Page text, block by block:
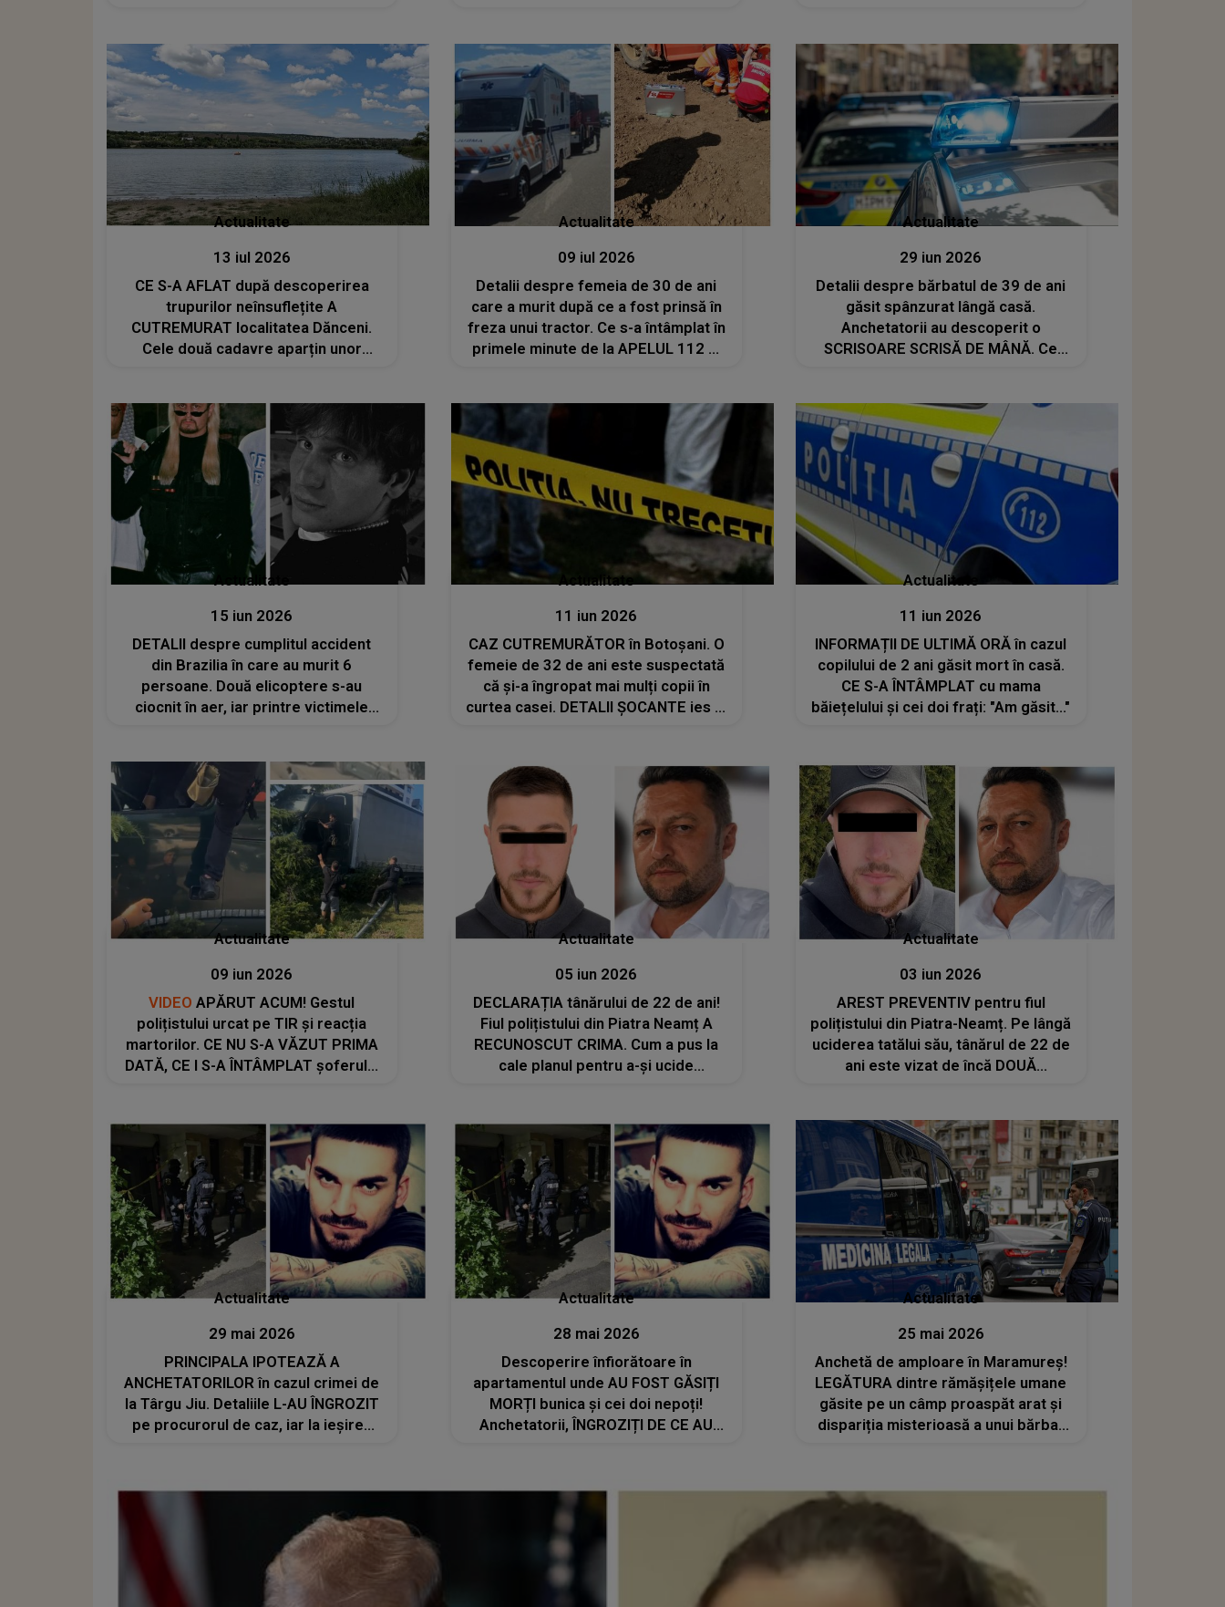
Actualitate
13 iul 2026
CE S-A AFLAT după descoperirea
trupurilor neînsuflețite A
CUTREMURAT localitatea Dănceni.
Cele două cadavre aparțin unor
locului:"A fost..."
Actualitate
09 iul 2026
Detalii despre femeia de 30 de ani
care a murit după ce a fost prinsă în
freza unui tractor. Ce s-a întâmplat în
primele minute de la APELUL 112 și
Actualitate
29 iun 2026
Detalii despre bărbatul de 39 de ani
găsit spânzurat lângă casă.
Anchetatorii au descoperit o
SCRISOARE SCRISĂ DE MÂNĂ. Ce
Actualitate
15 iun 2026
DETALII despre cumplitul accident
din Brazilia în care au murit 6
persoane. Două elicoptere s-au
ciocnit în aer, iar printre victimele
este în desfășurare
Actualitate
11 iun 2026
CAZ CUTREMURĂTOR în Botoșani. O
femeie de 32 de ani este suspectată
că și-a îngropat mai mulți copii în
curtea casei. DETALII ȘOCANTE ies la
Actualitate
11 iun 2026
INFORMAȚII DE ULTIMĂ ORĂ în cazul
copilului de 2 ani găsit mort în casă.
CE S-A ÎNTÂMPLAT cu mama
băiețelului și cei doi frați: "Am găsit..."
Actualitate
09 iun 2026
VIDEO APĂRUT ACUM! Gestul
polițistului urcat pe TIR și reacția
martorilor. CE NU S-A VĂZUT PRIMA
DATĂ, CE I S-A ÎNTÂMPLAT șoferului
cu spray! Dă-i una la coaste! Înmoaie-
l, f..."
Actualitate
05 iun 2026
DECLARAȚIA tânărului de 22 de ani!
Fiul polițistului din Piatra Neamț A
RECUNOSCUT CRIMA. Cum a pus la
cale planul pentru a-și ucide
Actualitate
03 iun 2026
AREST PREVENTIV pentru fiul
polițistului din Piatra-Neamț. Pe lângă
uciderea tatălui său, tânărul de 22 de
ani este vizat de încă DOUĂ
Actualitate
29 mai 2026
PRINCIPALA IPOTEAZĂ A
ANCHETATORILOR în cazul crimei de
la Târgu Jiu. Detaliile L-AU ÎNGROZIT
pe procurorul de caz, iar la ieșirea
ceva. Își crease un..."
Actualitate
28 mai 2026
Descoperire înfiorătoare în
apartamentul unde AU FOST GĂSIȚI
MORȚI bunica și cei doi nepoți!
Anchetatorii, ÎNGROZIȚI DE CE AU
Actualitate
25 mai 2026
Anchetă de amploare în Maramureș!
LEGĂTURA dintre rămășițele umane
găsite pe un câmp proaspăt arat și
dispariția misterioasă a unui bărbat